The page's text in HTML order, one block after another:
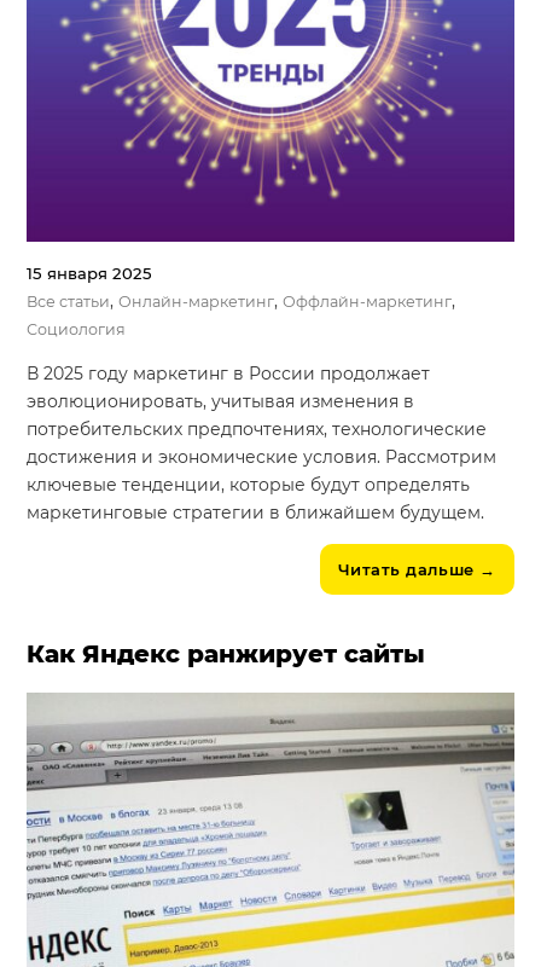
Система продаж для мебельного бизнеса
Система продаж для туристического бизнеса
Повышение конверсии сайтов
Блог
15 января 2025
Все статьи,Онлайн-маркетинг,Оффлайн-маркетинг,
Социология
В 2025 году маркетинг в России продолжает
эволюционировать, учитывая изменения в
потребительских предпочтениях, технологические
достижения и экономические условия. Рассмотрим
ключевые тенденции, которые будут определять
маркетинговые стратегии в ближайшем будущем.
Читать дальше →
Как Яндекс ранжирует сайты